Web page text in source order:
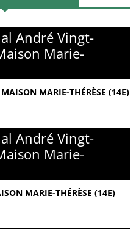
André Vingt-
Marie-
MARIE-THÉRÈSE (14E)
André Vingt-
Marie-
MARIE-THÉRÈSE (14E)